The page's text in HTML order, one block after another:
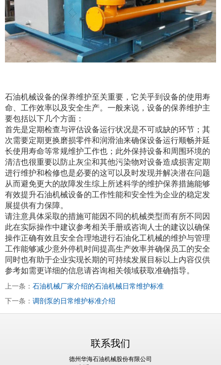
石油机械设备的保养维护至关重要，它关乎到设备的使用寿
命、工作效率以及安全生产。一般来说，设备的保养维护主
要包括以下几个方面：
首先是定期检查与评估设备运行状况是不可或缺的环节；其
次需要定期更换磨损零件和润滑油来确保设备运行顺畅并延
长使用寿命等常规维护工作也；此外保持设备和周围环境的
清洁也很重要以防止灰尘和其他污染物对设备造成损害定期
进行维护和检修也是必要的这可以及时发现并解决潜在问题
从而避免更大的故障发生综上所述科学的维护保养措施能够
有效提升石油机械设备的工作性能和安全性为企业的稳定发
展提供有力保障。
请注意具体采取的措施可能因不同的机械类型而有所不同因
此在实际操作中建议参考相关手册或咨询人士的建议以确保
操作正确有效且安全合理地进行石油化工机械的维护与管理
工作能够减少意外停机时间提高生产效率并确保员工的安全
同时也有助于企业实现长期的可持续发展目标以上内容仅供
参考如需更详细的信息请咨询相关领域获取准确指导。
上一条： 石油机械厂家介绍的石油机械日常维护标准
下一条： 调剖泵的日常维护标准介绍
联系我们
德州华海石油机械股份有限公司